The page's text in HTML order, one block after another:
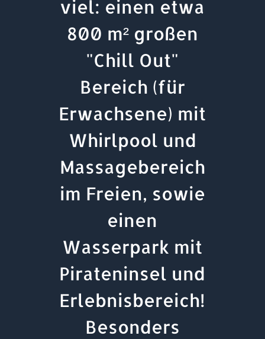
viel: einen etwa
800 m² großen
"Chill Out"
Bereich (für
Erwachsene) mit
Whirlpool und
Massagebereich
im Freien, sowie
einen
Wasserpark mit
Pirateninsel und
Erlebnisbereich!
Besonders